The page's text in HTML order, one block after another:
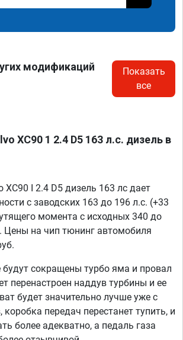
модификаций
Показать
все
XC90 1 2.4 D5 163 л.с. дизель в
XC90 I 2.4 D5 дизель 163 лс дает
с заводских 163 до 196 л.с. (+33
момента с исходных 340 до
Цены на чип тюнинг автомобиля
будут сокращены турбо яма и провал
перенастроен наддув турбины и ее
будет значительно лучше уже с
коробка передач перестанет тупить, и
более адекватно, а педаль газа